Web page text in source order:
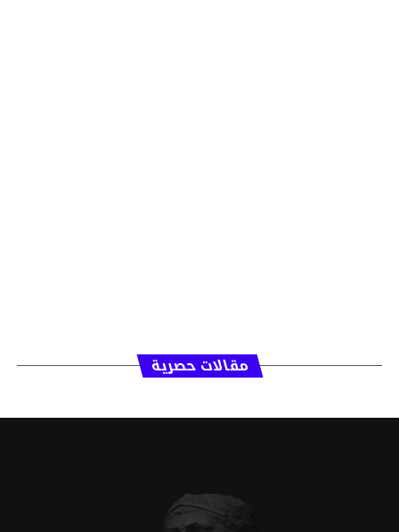
مقالات حصرية